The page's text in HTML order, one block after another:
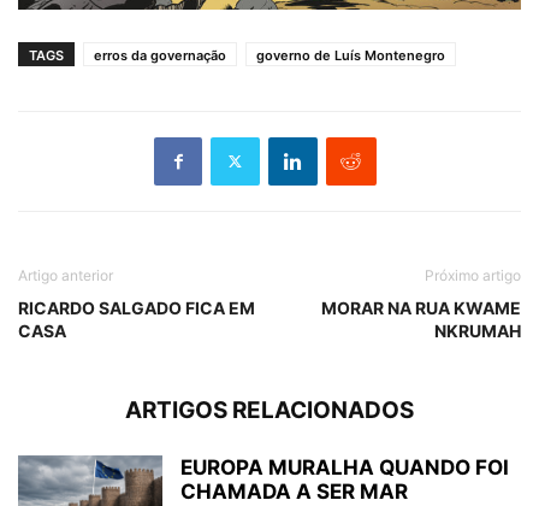
TAGS erros da governação governo de Luís Montenegro
Artigo anterior
RICARDO SALGADO FICA EM
CASA
Próximo artigo
MORAR NA RUA KWAME
NKRUMAH
ARTIGOS RELACIONADOS
EUROPA MURALHA QUANDO FOI
CHAMADA A SER MAR